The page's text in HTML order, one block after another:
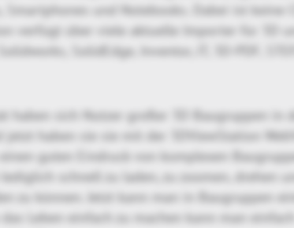
Smartphones und Notebooks. Dabei ist keine
verfügt über viele aktuelle Importer für 3D
SolidEdge, Inventor, JT, 3D-PDF, STEP,
haben sich Nutzer großer 3D Baugruppen in
haben sie sie mit der 3DViewStation
guten Eindruck von komplexen
schnell zu laden, zu zoomen, drehen
zu können. Jetzt kann man in Baugruppen
Leben einfach zu machen kann man